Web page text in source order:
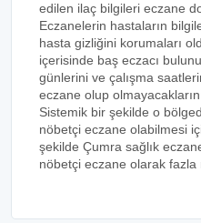
edilen ilaç bilgileri eczane
Eczanelerin hastaların
hasta gizliğini korumaları
içerisinde baş eczacı
günlerini ve çalışma
eczane olup
Sistemik bir şekilde o
nöbetçi eczane olabilmesi
şekilde Çumra sağlık
nöbetçi eczane olarak fazla